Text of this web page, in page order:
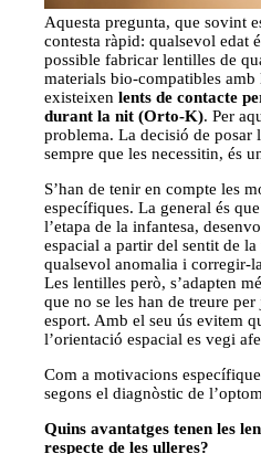
Aquesta pregunta, que sovint
contesta ràpid: qualsevol edat
possible fabricar lentilles de
materials bio-compatibles
existeixenlents de contacte
durant la nit (Orto-K). Per
problema. La decisió de posar
sempre que les necessitin, és
S’han de tenir en compte les
específiques. La general és
l’etapa de la infantesa,
espacial a partir del sentit de
qualsevol anomalia i corregir-
Les lentilles però, s’adapten
que no se les han de treure
esport. Amb el seu ús evitem
l’orientació espacial es vegi
Com a motivacions
segons el diagnòstic de
Quins avantatges tenen les
respecte de les ulleres?